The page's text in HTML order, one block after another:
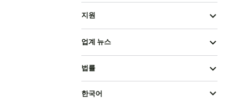
지원
업계 뉴스
법률
한국어